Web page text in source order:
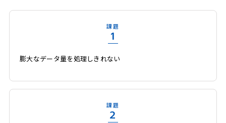
課題
1
膨大なデータ量を処理しきれない
課題
2